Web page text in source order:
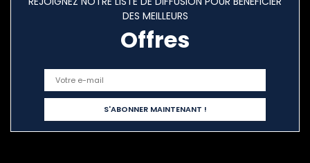
DES MEILLEURS
Offres